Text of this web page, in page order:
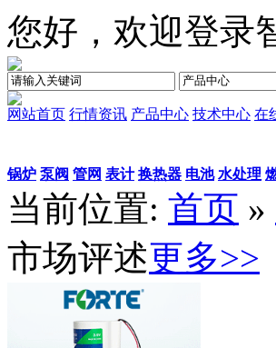
您好，欢迎登录
网站首页 行情资讯 产品中心 技术中心 在
锅炉 泵阀 管网 表计 换热器 电池 水处理
当前位置: 首页 »
市场评述更多>>